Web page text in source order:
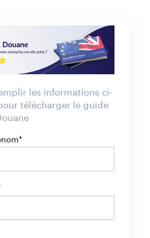
les informations ci-
télécharger le guide